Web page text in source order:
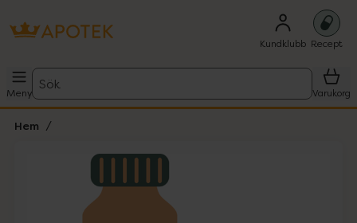
Kundklubb Recept
Meny
Sök
Varukorg
Hem
Lista: . Innehåller 1 objekt.